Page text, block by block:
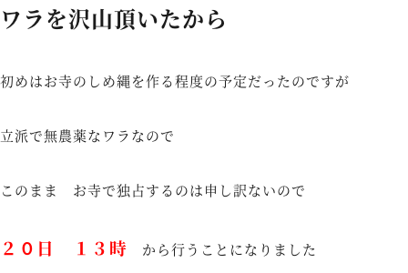
ワラを沢山頂いたから
初めはお寺のしめ縄を作る程度の予定だったのですが
立派で無農薬なワラなので
このまま お寺で独占するのは申し訳ないので
２０日 １３時 から行うことになりました